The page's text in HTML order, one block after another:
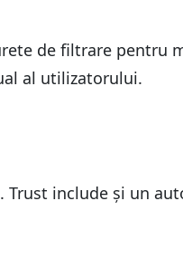
de filtrare pentru
al utilizatorului.
include și un